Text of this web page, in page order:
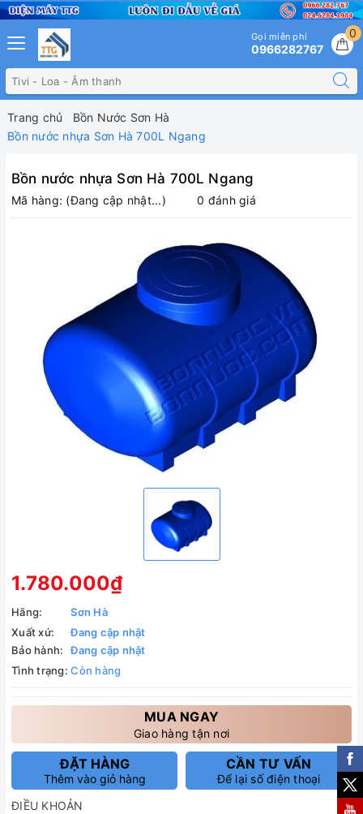
0
Gọi miễn phí
0966282767
Trang chủ
Bồn Nước Sơn Hà
Bồn nước nhựa Sơn Hà 700L Ngang
Bồn nước nhựa Sơn Hà 700L Ngang
Mã hàng: (Đang cập nhật...) 0 đánh giá
1.780.000₫
Hãng:
Sơn Hà
Xuất xứ:
Đang cập nhật
Bảo hành:
Đang cập nhật
Tình trạng: Còn hàng
MUA NGAY
Giao hàng tận nơi
ĐẶT HÀNG
Thêm vào giỏ hàng
CẦN TƯ VẤN
Để lại số điện thoại
ĐIỀU KHOẢN